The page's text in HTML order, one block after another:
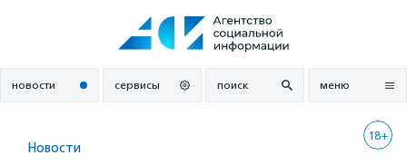
новости сервисы поиск меню
18+
Новости